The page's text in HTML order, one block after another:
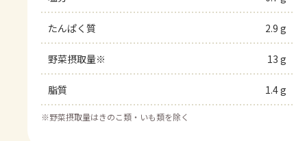
たんぱく質 2.9 g
野菜摂取量※ 13 g
脂質 1.4 g
※野菜摂取量はきのこ類・いも類を除く